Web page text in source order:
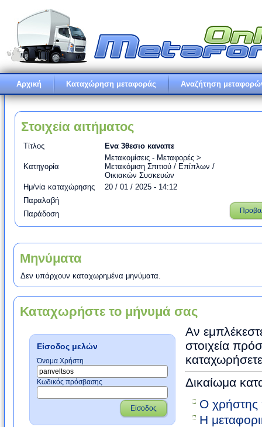
Αρχική Καταχώρηση μεταφοράς Αναζήτηση
Στοιχεία αιτήματος
Τίτλος Ενα 3θεσιο καναπε
Κατηγορία
Μετακομίσεις - Μεταφορές >
Μετακόμιση Σπιτιού / Επίπλων /
Οικιακών Συσκευών
Ημ/νία καταχώρησης
20 / 01 / 2025 - 14:12
Παραλαβή
Παράδοση
Μηνύματα
Δεν υπάρχουν καταχωρημένα μηνύματα.
Καταχωρήστε το μήνυμά σας
Είσοδος μελών
Όνομα Χρήστη
Κωδικός πρόσβασης
Είσοδος
Αν
στοιχεία
Δικαίωμα
Ο χρήστης
Η